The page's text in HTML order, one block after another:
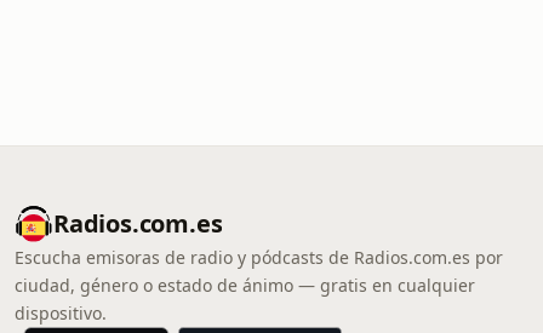
Radios.com.es
Escucha emisoras de radio y pódcasts de Radios.com.es por
ciudad, género o estado de ánimo — gratis en cualquier
dispositivo.